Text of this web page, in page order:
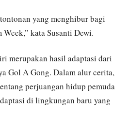
yang menghibur bagi
kata Susanti Dewi.
merupakan hasil adaptasi dari
Gol A Gong. Dalam alur cerita,
perjuangan hidup pemuda
di lingkungan baru yang